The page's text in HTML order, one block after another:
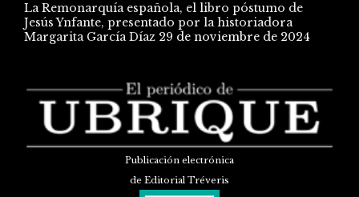
La Remonarquía española, el libro póstumo de
Jesús Ynfante, presentado por la historiadora
Margarita García Díaz 29 de noviembre de 2024
Publicación electrónica
de Editorial Tréveris